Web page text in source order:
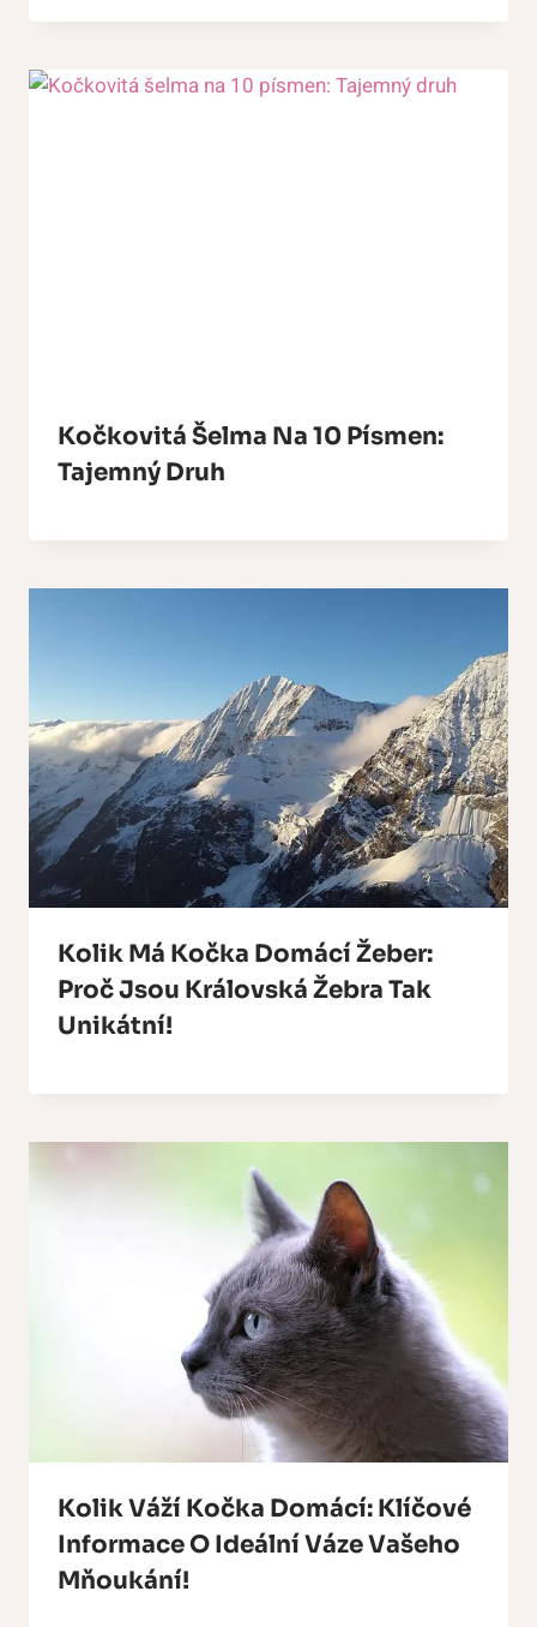
Kočkovitá Šelma Na 10 Písmen:
Tajemný Druh
Kolik Má Kočka Domácí Žeber:
Proč Jsou Královská Žebra Tak
Unikátní!
Kolik Váží Kočka Domácí: Klíčové
Informace O Ideální Váze Vašeho
Mňoukání!